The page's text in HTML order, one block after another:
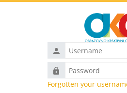
Username
Password
Forgotten your